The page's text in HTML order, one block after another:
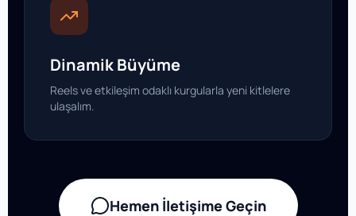
Dinamik Büyüme
Reels ve etkileşim odaklı kurgularla yeni kitlelere
ulaşalım.
Hemen İletişime Geçin